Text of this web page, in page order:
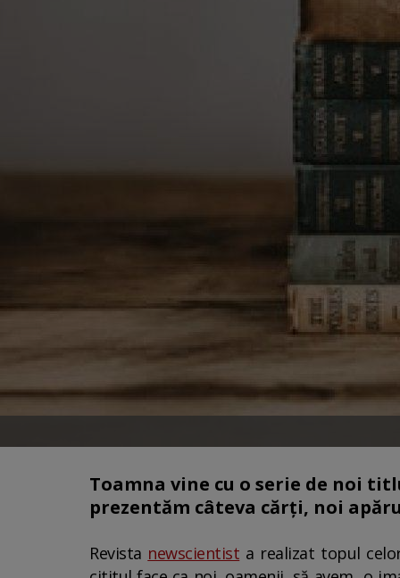
Toamna vine cu o serie de noi
prezentăm câteva cărți, noi
Revista newscientist a realizat topul